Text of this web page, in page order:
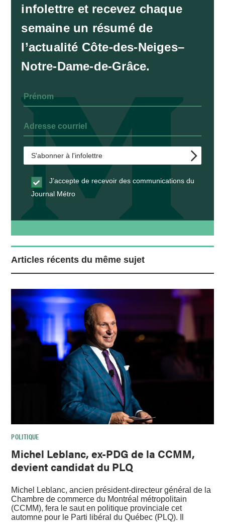
infolettre et recevez chaque
semaine un résumé de
l’actualité Côte-des-Neiges–
Notre-Dame-de-Grâce.
J’accepte de recevoir des communications du
Journal Métro
Articles récents du même sujet
POLITIQUE
Michel Leblanc, ex-PDG de la CCMM,
devient candidat du PLQ
Michel Leblanc, ancien président-directeur général de la
Chambre de commerce du Montréal métropolitain
(CCMM), fera le saut en politique provinciale cet
automne pour le Parti libéral du Québec (PLQ). Il